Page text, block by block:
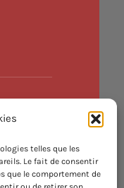
telles que les
Le fait de consentir
que le comportement de